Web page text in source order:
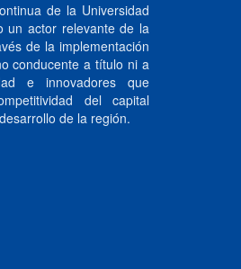
de la Universidad
un actor relevante de la
de la implementación
conducente a título ni a
e innovadores que
del capital
de la región.